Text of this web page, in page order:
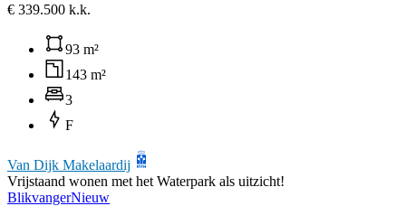
€ 339.500 k.k.
93 m²
143 m²
3
F
Van Dijk Makelaardij
Vrijstaand wonen met het Waterpark als uitzicht!
BlikvangerNieuw